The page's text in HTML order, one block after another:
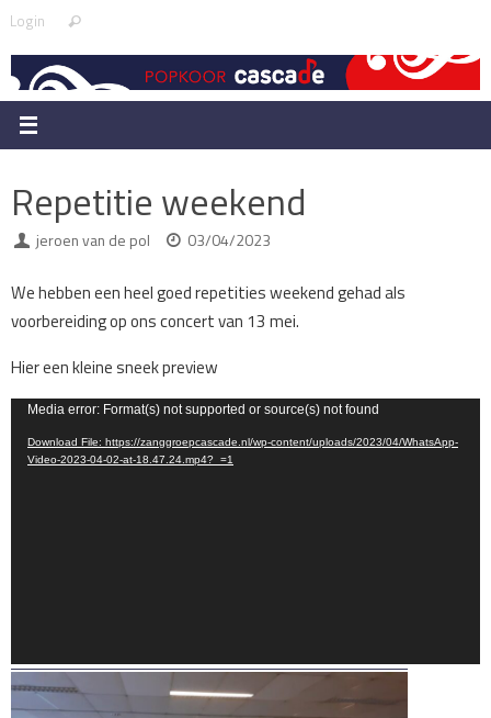
Skip
content
Login Search
Repetitie weekend
jeroen van de pol 03/04/2023
We hebben een heel goed repetities weekend gehad als
voorbereiding op ons concert van 13 mei.
Hier een kleine sneek preview
Video
Player
Media error: Format(s) not supported or source(s) not found
Download File: https://zanggroepcascade.nl/wp-content/uploads/2023/04/WhatsApp-
Video-2023-04-02-at-18.47.24.mp4?_=1